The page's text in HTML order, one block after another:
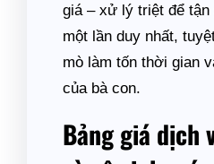
giá – xử lý triệt để tận
một lần duy nhất,
mò làm tốn thời gian
của bà con.
Bảng giá dịch